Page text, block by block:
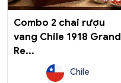
Combo 2 chai rượu
vang Chile 1918 Grand
Re...
Chile